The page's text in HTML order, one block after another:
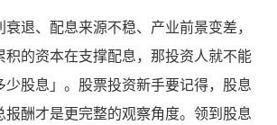
退、配息来源不稳、产业前景变差，
积的资本在支撑配息，那投资人就不能
少股息」。股票投资新手要记得，股息
报酬才是更完整的观察角度。领到股息